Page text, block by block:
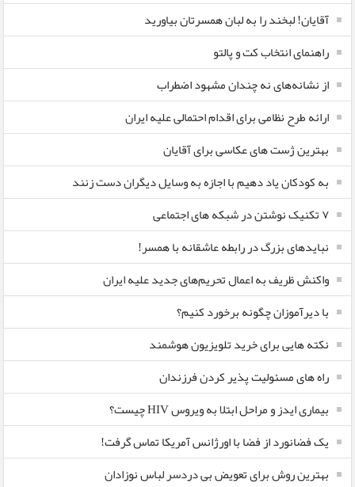
آقایان! لبخند را به لبان همسرتان بیاورید
راهنمای انتخاب کت و پالتو
از نشانه‌های نه چندان مشهود اضطراب
ارائه طرح نظامی برای اقدام احتمالی علیه ایران
بهترین ژست های عکاسی برای آقایان
به کودکان یاد دهیم با اجازه به وسایل دیگران دست زنند
۷ تکنیک نوشتن در شبکه های اجتماعی
نبایدهای بزرگ در رابطه عاشقانه با همسر!
واکنش ظریف به اعمال تحریم‌های جدید علیه ایران
با دیرآموزان چگونه برخورد کنیم؟
نکته هایی برای خرید تلویزیون هوشمند
راه های مسئولیت پذیر کردن فرزندان
بیماری ایدز و مراحل ابتلا به ویروس HIV چیست؟
یک فضانورد از فضا با اورژانس آمریکا تماس گرفت!
بهترین روش برای تعویض بی دردسر لباس نوزادان